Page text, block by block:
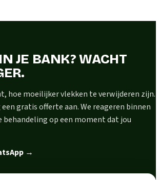
JE BANK? WACHT
hoe moeilijker vlekken te verwijderen zijn.
een gratis offerte aan. We reageren binnen
behandeling op een moment dat jou
→